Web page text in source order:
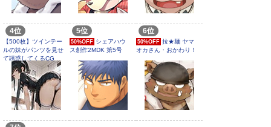
4位
【500枚】ツインテー
ルの妹がパンツを見せ
て誘惑してくるCG
5位
50%OFF シェアハウ
ス創作2MDK 第5号
6位
50%OFF 拉★麺 ヤマ
オカさん・おかわり！